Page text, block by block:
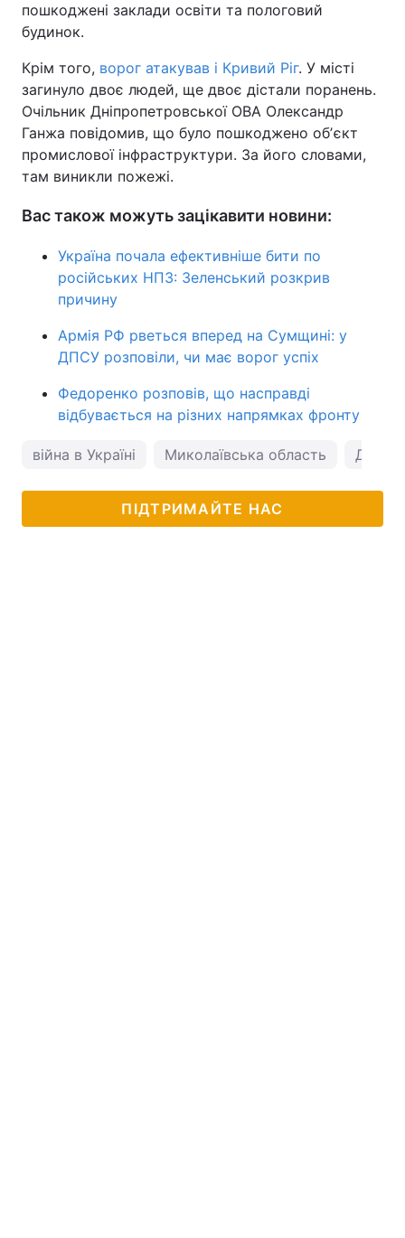
пошкоджені заклади освіти та пологовий
будинок.
Крім того, ворог атакував і Кривий Ріг. У місті
загинуло двоє людей, ще двоє дістали поранень.
Очільник Дніпропетровської ОВА Олександр
Ганжа повідомив, що було пошкоджено обʼєкт
промислової інфраструктури. За його словами,
там виникли пожежі.
Вас також можуть зацікавити новини:
Україна почала ефективніше бити по
російських НПЗ: Зеленський розкрив
причину
Армія РФ рветься вперед на Сумщині: у
ДПСУ розповіли, чи має ворог успіх
Федоренко розповів, що насправді
відбувається на різних напрямках фронту
війна в Україні Миколаївська область
ПІДТРИМАЙТЕ НАС